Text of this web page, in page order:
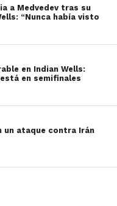
a Medvedev tras su
“Nunca había visto
en Indian Wells:
en semifinales
un ataque contra Irán